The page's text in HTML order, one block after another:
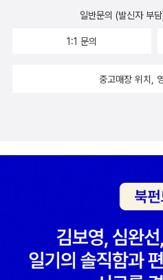
일반문의 (발신자 부
1:1 문의
중고매장 위치,